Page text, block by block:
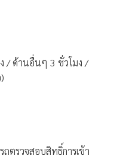
/ ด้านอื่นๆ 3 ชั่วโมง /
ตรวจสอบสิทธิ์การเข้า